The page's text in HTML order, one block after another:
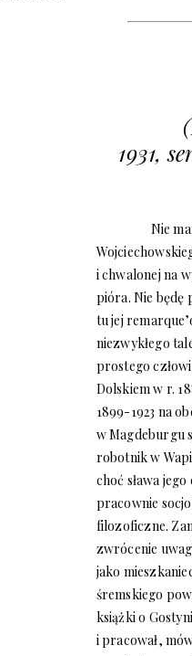
1931,
Nie
i chwalonej na
pióra. Nie będę
tu jej
niezwykłego
prostego
Dolskiem w r.
1899-1923 na
w Magdeburgu
robotnik w
choć sława
pracownie
filozoficzne.
zwrócenie
jako
śremskiego
książki o
i pracował,